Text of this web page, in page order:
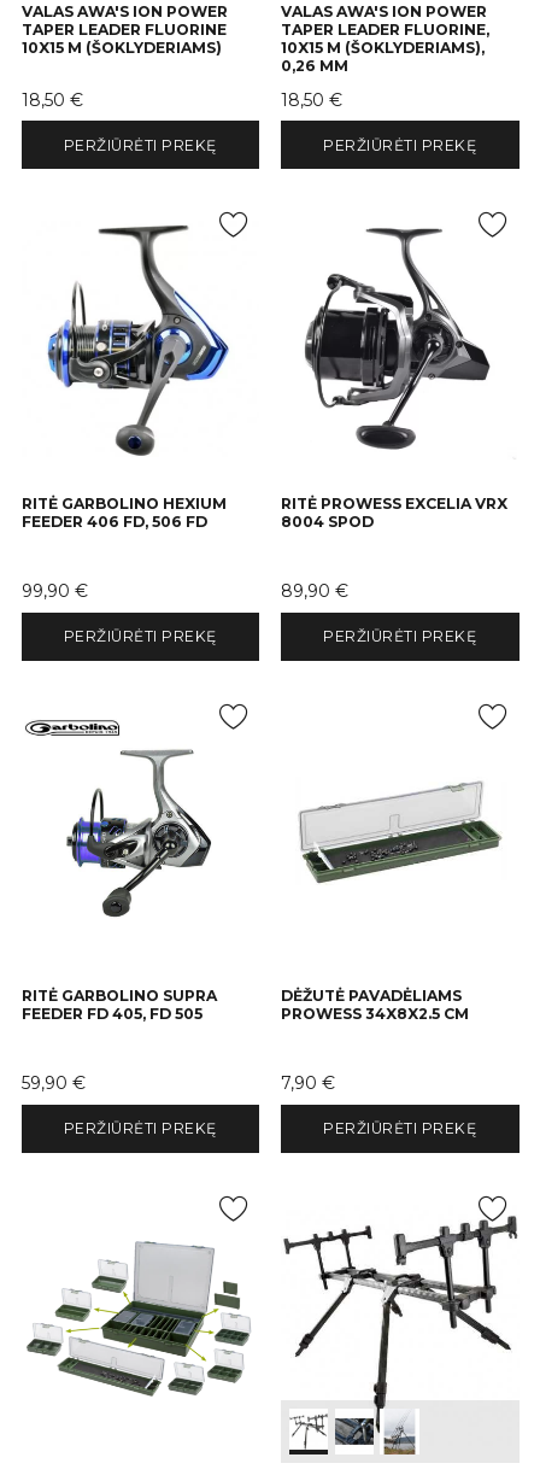
VALAS AWA'S ION POWER
TAPER LEADER FLUORINE
10X15 M (ŠOKLYDERIAMS)
Kaina
18,50 €
PERŽIŪRĖTI PREKĘ
VALAS AWA'S ION POWER
TAPER LEADER FLUORINE,
10X15 M (ŠOKLYDERIAMS),
0,26 MM
Kaina
18,50 €
PERŽIŪRĖTI PREKĘ
RITĖ GARBOLINO HEXIUM
FEEDER 406 FD, 506 FD
Kaina
99,90 €
PERŽIŪRĖTI PREKĘ
RITĖ PROWESS EXCELIA VRX
8004 SPOD
Kaina
89,90 €
PERŽIŪRĖTI PREKĘ
RITĖ GARBOLINO SUPRA
FEEDER FD 405, FD 505
Kaina
59,90 €
PERŽIŪRĖTI PREKĘ
DĖŽUTĖ PAVADĖLIAMS
PROWESS 34X8X2.5 CM
Kaina
7,90 €
PERŽIŪRĖTI PREKĘ